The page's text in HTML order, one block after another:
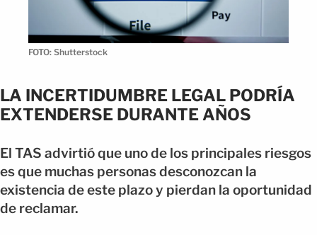
FOTO: Shutterstock
LA INCERTIDUMBRE LEGAL PODRÍA
EXTENDERSE DURANTE AÑOS
El TAS advirtió que uno de los principales riesgos
es que muchas personas desconozcan la
existencia de este plazo y pierdan la oportunidad
de reclamar.